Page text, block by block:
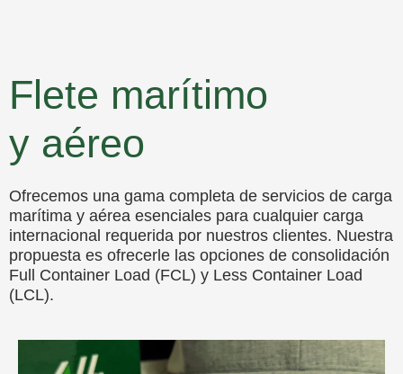
Flete marítimo
y aéreo
Ofrecemos una gama completa de servicios de carga
marítima y aérea esenciales para cualquier carga
internacional requerida por nuestros clientes. Nuestra
propuesta es ofrecerle las opciones de consolidación
Full Container Load (FCL) y Less Container Load
(LCL).